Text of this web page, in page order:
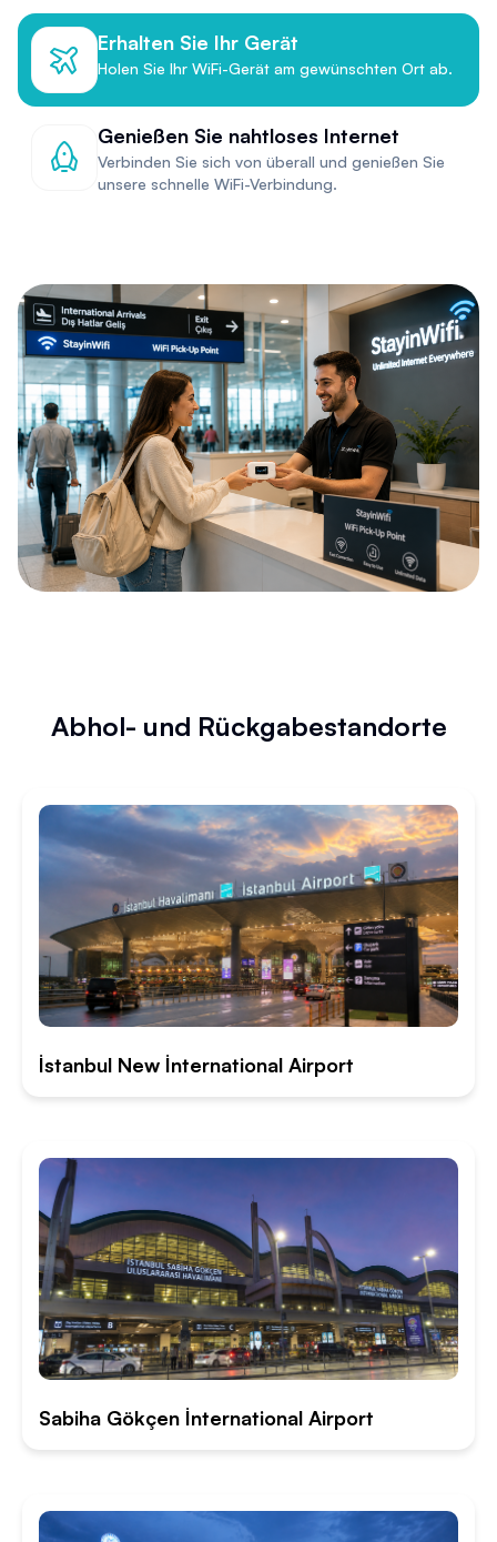
Erhalten Sie Ihr Gerät
Holen Sie Ihr WiFi-Gerät am gewünschten Ort ab.
Genießen Sie nahtloses Internet
Verbinden Sie sich von überall und genießen Sie
unsere schnelle WiFi-Verbindung.
Abhol- und Rückgabestandorte
İstanbul New İnternational Airport
Sabiha Gökçen İnternational Airport